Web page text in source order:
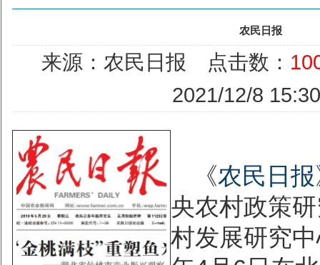
农民日报
来源：农民日报 点击数：
2021/12/8
《农民日报
央农村政策
村发展研究